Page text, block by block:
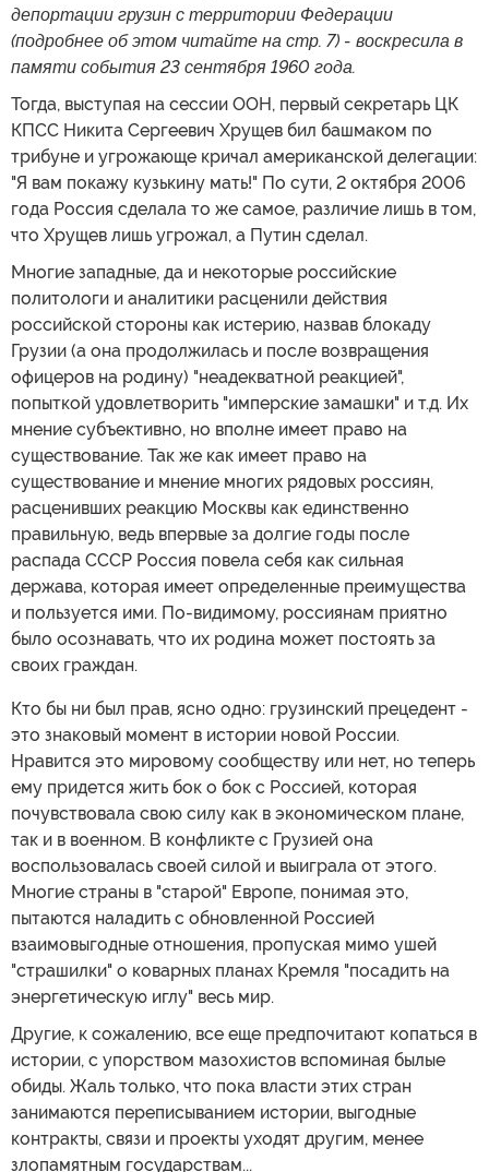
депортации грузин с территории Федерации
(подробнее об этом читайте на стр. 7) - воскресила в
памяти события 23 сентября 1960 года.
Тогда, выступая на сессии ООН, первый секретарь ЦК
КПСС Никита Сергеевич Хрущев бил башмаком по
трибуне и угрожающе кричал американской делегации:
"Я вам покажу кузькину мать!" По сути, 2 октября 2006
года Россия сделала то же самое, различие лишь в том,
что Хрущев лишь угрожал, а Путин сделал.
Многие западные, да и некоторые российские
политологи и аналитики расценили действия
российской стороны как истерию, назвав блокаду
Грузии (а она продолжилась и после возвращения
офицеров на родину) "неадекватной реакцией",
попыткой удовлетворить "имперские замашки" и т.д. Их
мнение субъективно, но вполне имеет право на
существование. Так же как имеет право на
существование и мнение многих рядовых россиян,
расценивших реакцию Москвы как единственно
правильную, ведь впервые за долгие годы после
распада СССР Россия повела себя как сильная
держава, которая имеет определенные преимущества
и пользуется ими. По-видимому, россиянам приятно
было осознавать, что их родина может постоять за
своих граждан.
Кто бы ни был прав, ясно одно: грузинский прецедент -
это знаковый момент в истории новой России.
Нравится это мировому сообществу или нет, но теперь
ему придется жить бок о бок с Россией, которая
почувствовала свою силу как в экономическом плане,
так и в военном. В конфликте с Грузией она
воспользовалась своей силой и выиграла от этого.
Многие страны в "старой" Европе, понимая это,
пытаются наладить с обновленной Россией
взаимовыгодные отношения, пропуская мимо ушей
"страшилки" о коварных планах Кремля "посадить на
энергетическую иглу" весь мир.
Другие, к сожалению, все еще предпочитают копаться в
истории, с упорством мазохистов вспоминая былые
обиды. Жаль только, что пока власти этих стран
занимаются переписыванием истории, выгодные
контракты, связи и проекты уходят другим, менее
злопамятным государствам...